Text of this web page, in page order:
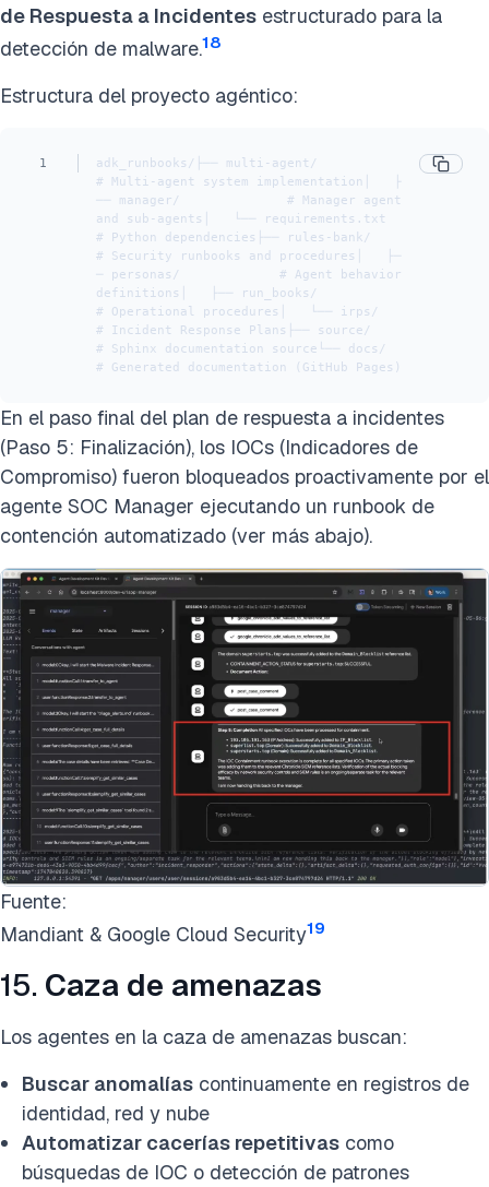
de Respuesta a Incidentes estructurado para la
detección de malware.18
Estructura del proyecto agéntico:
1
adk_runbooks/├── multi-agent/
# Multi-agent system implementation│   ├
── manager/              # Manager agent
and sub-agents│   └── requirements.txt
# Python dependencies├── rules-bank/
# Security runbooks and procedures│   ├─
─ personas/             # Agent behavior
definitions│   ├── run_books/
# Operational procedures│   └── irps/
# Incident Response Plans├── source/
# Sphinx documentation source└── docs/
# Generated documentation (GitHub Pages)
En el paso final del plan de respuesta a incidentes
(Paso 5: Finalización), los IOCs (Indicadores de
Compromiso) fueron bloqueados proactivamente por el
agente SOC Manager ejecutando un runbook de
contención automatizado (ver más abajo).
Fuente:
Mandiant & Google Cloud Security19
15. Caza de amenazas
Los agentes en la caza de amenazas buscan:
Buscar anomalías continuamente en registros de
identidad, red y nube
Automatizar cacerías repetitivas como
búsquedas de IOC o detección de patrones